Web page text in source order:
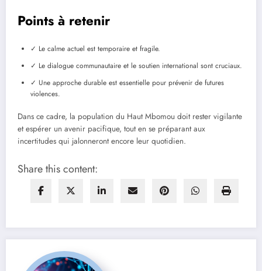
Points à retenir
✓ Le calme actuel est temporaire et fragile.
✓ Le dialogue communautaire et le soutien international sont cruciaux.
✓ Une approche durable est essentielle pour prévenir de futures
violences.
Dans ce cadre, la population du Haut Mbomou doit rester vigilante
et espérer un avenir pacifique, tout en se préparant aux
incertitudes qui jalonneront encore leur quotidien.
Share this content: